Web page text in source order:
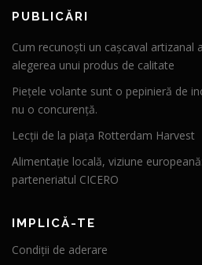
PUBLICĂRI
Cum recunoști un cașcaval artizanal
alegerea unui produs de calitate
Piețele volante sunt o pepinieră de
nu o concurență.
Lecții de la piața Rotterdam Harvest
Alimentație locală, viziune
parteneriatul CICERO
IMPLICĂ-TE
Condiții de aderare